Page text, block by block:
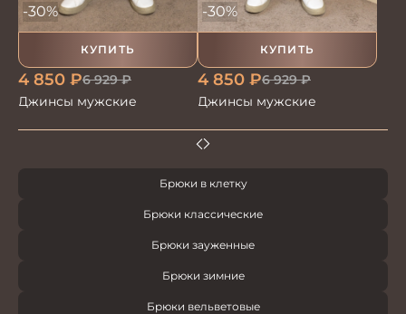
КУПИТЬ
-30%
4 850 ₽6 929₽
Джинсы мужские
КУПИТЬ
-30%
4 850 ₽6 929₽
Джинсы мужские
Брюки в клетку
Брюки классические
Брюки зауженные
Брюки зимние
Брюки вельветовые